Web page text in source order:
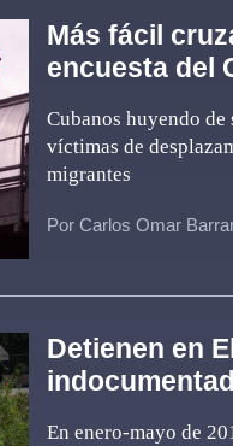
Más fácil
encuesta del
Cubanos huyendo
víctimas de
migrantes
Por Carlos Omar
Detienen en
En enero-mayo de